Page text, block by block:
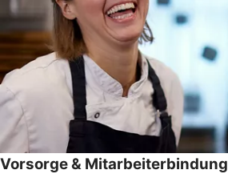
Vorsorge & Mitarbeiterbindung